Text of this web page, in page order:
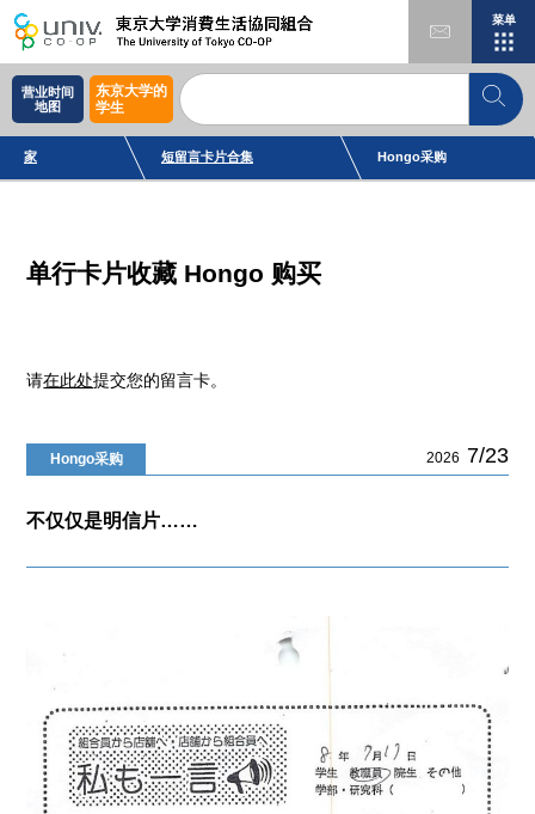
菜单
营业时间
地图
东京大学的
学生
家 短留言卡片合集 Hongo采购
单行卡片收藏 Hongo 购买
请在此处提交您的留言卡。
Hongo采购 2026 7/23
不仅仅是明信片……